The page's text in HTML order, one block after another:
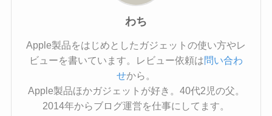
わち
Apple製品をはじめとしたガジェットの使い方やレ
ビューを書いています。レビュー依頼は問い合わ
せから。
Apple製品ほかガジェットが好き。40代2児の父。
2014年からブログ運営を仕事にしてます。